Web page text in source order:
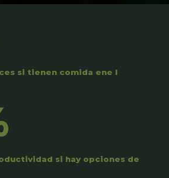
si tienen comida ene l
si hay opciones de